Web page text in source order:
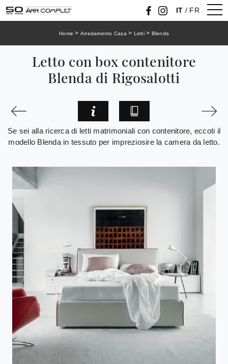
IT / FR
Home > Arredamento Casa> Letti > Blenda
Letto con box contenitore
Blenda di Rigosalotti
Se sei alla ricerca di letti matrimoniali con contenitore, eccoti il
modello Blenda in tessuto per impreziosire la camera da letto.